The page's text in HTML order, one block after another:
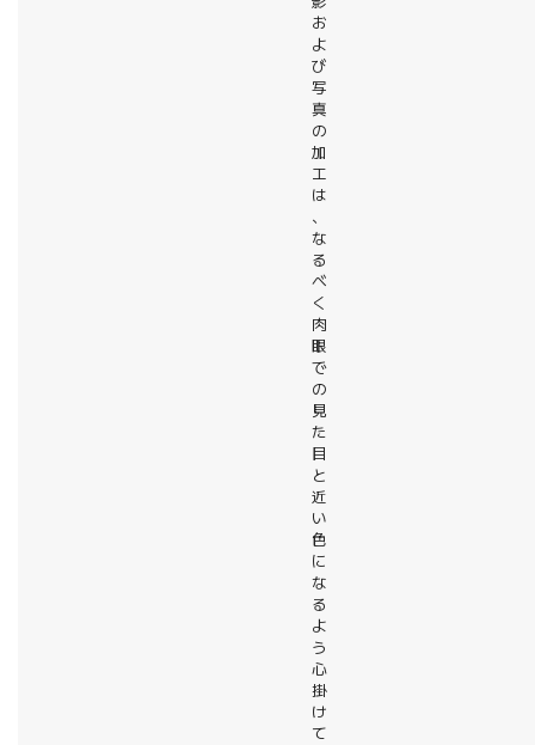
お
よ
び
写
真
の
加
工
は
、
な
る
べ
く
肉
眼
で
の
見
た
目
と
近
い
色
に
な
る
よ
う
心
掛
け
て